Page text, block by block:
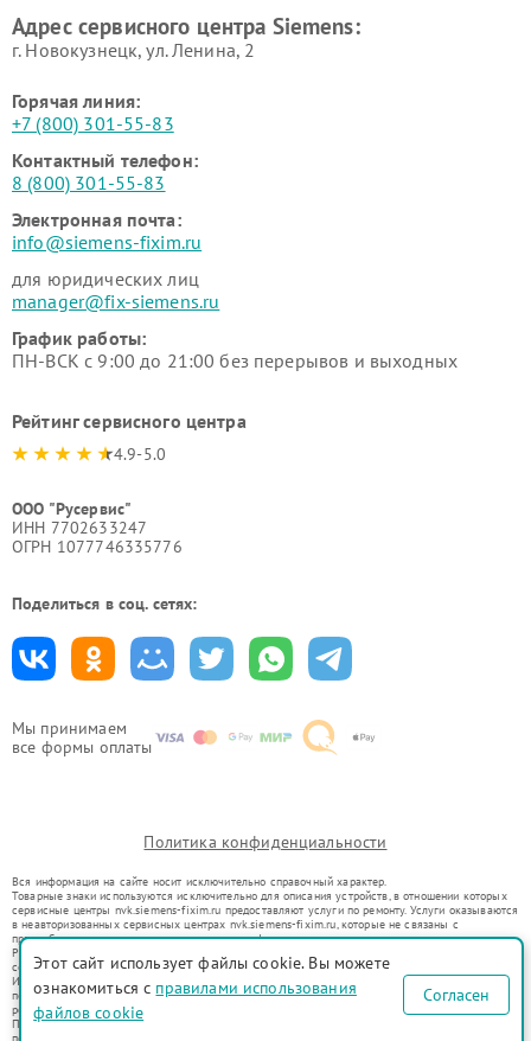
Мы принимаем
все формы оплаты
Siemens
Siemens
Адрес сервисного центра Siemens:
г. Новокузнецк, ул. Ленина, 2
Горячая линия:
+7 (800) 301-55-83
Контактный телефон:
8 (800) 301-55-83
Электронная почта:
info@siemens-fixim.ru
для юридических лиц
manager@fix-siemens.ru
График работы:
ПН-ВСК с 9:00 до 21:00 без перерывов и выходных
Рейтинг сервисного центра
4.9-5.0
ООО "Русервис"
ИНН 7702633247
ОГРН 1077746335776
Поделиться в соц. сетях:
Политика конфиденциальности
Вся информация на сайте носит исключительно справочный характер.
Товарные знаки используются исключительно для описания устройств, в отношении которых
сервисные центры nvk.siemens-fixim.ru предоставляют услуги по ремонту. Услуги оказываются
в неавторизованных сервисных центрах nvk.siemens-fixim.ru, которые не связаны с
правообладателями товарных знаков или их официальными представителями.
Ремонт осуществляется для устройств, уже введенных в гражданский оборот в соответствии
со статьей 1487 ГК РФ.
Использование товарных знаков не преследует цели индивидуализации услуг или введения
потребителей в заблуждение, а служит для информирования о предоставляемых услугах по
ремонту техники указанных брендов.
Представленная на сайте информация не является публичной офертой, определяемой
Этот сайт использует файлы cookie. Вы можете
ознакомиться с правилами использования
файлов cookie
Согласен